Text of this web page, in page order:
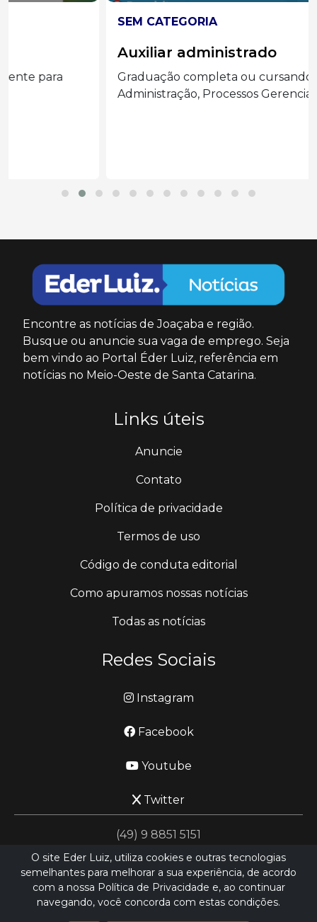
SEM CATEGORIA
Auxiliar administrado
Graduação completa ou cursando
Administração, Processos Gerenciais e áreas...
Encontre as notícias de Joaçaba e região.
Busque ou anuncie sua vaga de emprego. Seja
bem vindo ao Portal Éder Luiz, referência em
notícias no Meio-Oeste de Santa Catarina.
Links úteis
Anuncie
Contato
Política de privacidade
Termos de uso
Código de conduta editorial
Como apuramos nossas notícias
Todas as notícias
Redes Sociais
Instagram
Facebook
Youtube
Twitter
(49) 9 8851 5151
jornalismo@ederluiz.com.vc
O site Eder Luiz, utiliza cookies e outras tecnologias
semelhantes para melhorar a sua experiência, de acordo
com a nossa Política de Privacidade e, ao continuar
navegando, você concorda com estas condições.